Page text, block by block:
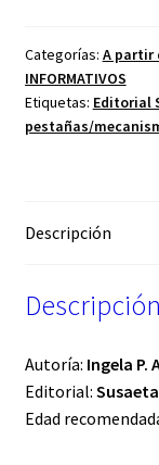
Categorías: A partir
INFORMATIVOS
Etiquetas: Editorial
pestañas/
Descripción
Descripción
Autoría: Ingela P.
Editorial: Susaeta
Edad